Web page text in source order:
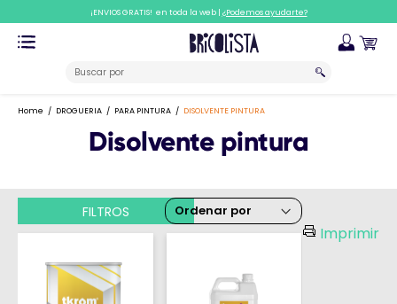
Home DROGUERIA PARA PINTURA DISOLVENTE PINTURA
Disolvente pintura
FILTROS
Imprimir
¡ENVIOS GRATIS! en toda la web | ¿Podemos ayudarte?